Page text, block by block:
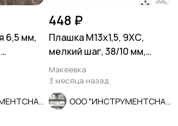
6,5 мм,
448 ₽
Плашка М13х1,5, 9ХС,
мелкий шаг, 38/10 мм,
ГОСТ 7740-71.
Макеевка
3 месяца назад